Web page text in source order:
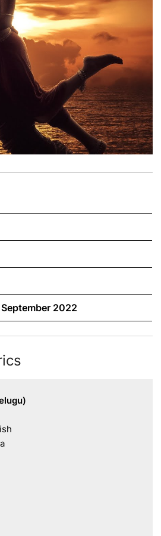
September 2022